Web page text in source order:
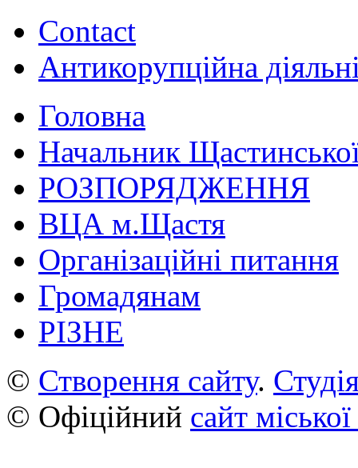
Contact
Антикорупційна
Головна
Начальник
РОЗПОРЯДЖЕННЯ
ВЦА м.Щастя
Організаційні питання
Громадянам
РІЗНЕ
© Створення сайту.
© Офіційний сайт